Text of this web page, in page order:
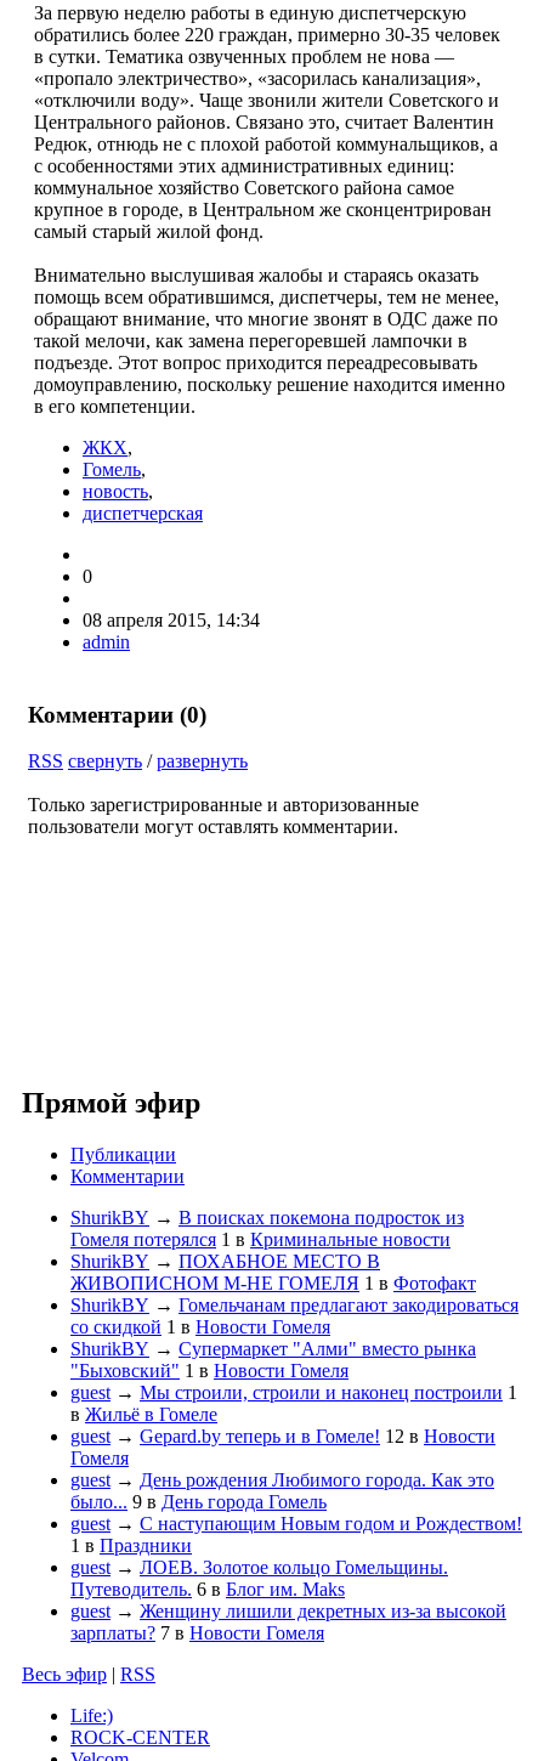
За первую неделю рабо­ты в единую диспетчерскую
обратились более 220 граж­дан, примерно 30-35 чело­век
в сутки. Тематика озву­ченных проблем не нова —
«пропало электриче­ство», «засорилась канали­зация»,
«отключили воду». Чаще звонили жители Со­ветского и
Центрального районов. Связано это, счита­ет Валентин
Редюк, отнюдь не с плохой работой комму­нальщиков, а
с особенно­стями этих административ­ных единиц:
коммунальное хозяйство Советского райо­на самое
крупное в городе, в Центральном же сконцен­трирован
самый старый жи­лой фонд.
Внимательно выслуши­вая жалобы и стараясь ока­зать
помощь всем обратив­шимся, диспетчеры, тем не менее,
обращают внимание, что многие звонят в ОДС даже по
такой мелочи, как замена перегоревшей лам­почки в
подъезде. Этот во­прос приходится переадре­совывать
домоуправлению, поскольку решение нахо­дится именно
в его компе­тенции.
ЖКХ,
Гомель,
новость,
диспетчерская
0
08 апреля 2015, 14:34
admin
Комментарии (0)
RSS свернуть /развернуть
Только зарегистрированные и авторизованные
пользователи могут оставлять комментарии.
Прямой эфир
Публикации
Комментарии
ShurikBY → В поисках покемона подросток из
Гомеля потерялся 1 в Криминальные новости
ShurikBY → ПОХАБНОЕ МЕСТО В
ЖИВОПИСНОМ М-НЕ ГОМЕЛЯ 1 в Фотофакт
ShurikBY → Гомельчанам предлагают закодироваться
со скидкой 1 в Новости Гомеля
ShurikBY → Супермаркет "Алми" вместо рынка
"Быховский" 1 в Новости Гомеля
guest → Мы строили, строили и наконец построили 1
в Жильё в Гомеле
guest → Gepard.by теперь и в Гомеле! 12 в Новости
Гомеля
guest → День рождения Любимого города. Как это
было... 9 в День города Гомель
guest → С наступающим Новым годом и Рождеством!
1 в Праздники
guest → ЛОЕВ. Золотое кольцо Гомельщины.
Путеводитель. 6 в Блог им. Maks
guest → Женщину лишили декретных из-за высокой
зарплаты? 7 в Новости Гомеля
Весь эфир | RSS
Life:)
ROCK-CENTER